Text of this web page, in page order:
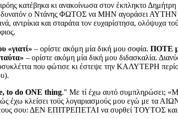
κατέβηκα κι ανακοίνωσα στον έκπληκτο
δυνατόν ο Ντάνης ΦΩΤΟΣ να ΜΗΝ αγοράσει ΑΥΤΗΝ
αντρίκια και σταράτα τον ευχαρίστησα,
«γιατί» – ορίστε ακόμη μία δική μου σοφία. ΠΟΤΕ
– ορίστε ακόμη μία δική μου διδασκαλία.
που φώτισε κι έστεψε την ΚΑΛΥΤΕΡΗ
tο do ONE thing." Με τί έχω αυτό συμπληρώσει;
έχω κλείσει τούς λογαριασμούς μου εγώ με τα
σου: ΔΕΝ ΕΠΙΤΡΕΠΕΤΑΙ να συρθεί ΤΟΥΤΟΣ και